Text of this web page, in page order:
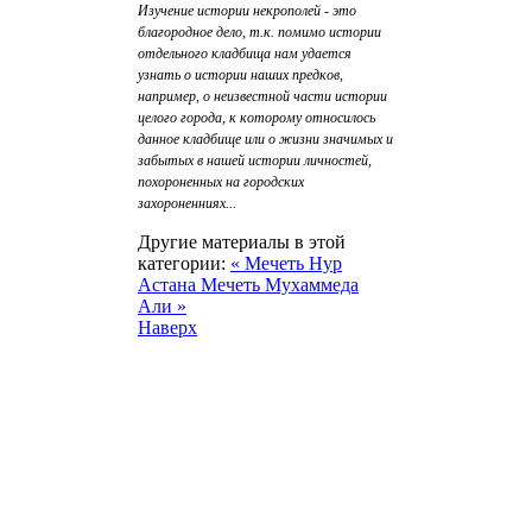
Изучение истории некрополей - это
благородное дело, т.к. помимо истории
отдельного кладбища нам удается
узнать о истории наших предков,
например, о неизвестной части истории
целого города, к которому относилось
данное кладбище или о жизни значимых и
забытых в нашей истории личностей,
похороненных на городских
захороненниях...
Другие материалы в этой
категории: « Мечеть Нур
Астана Мечеть Мухаммеда
Али »
Наверх